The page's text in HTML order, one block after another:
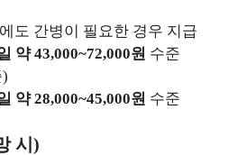
도 간병이 필요한 경우 지급
약 43,000~72,000원 수준
약 28,000~45,000원 수준
시)